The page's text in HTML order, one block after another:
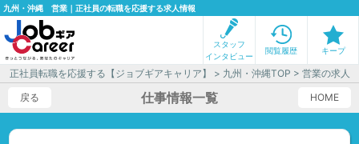
九州・沖縄 営業｜正社員の転職を応援する求人情報
スタッフ
インタビュー
閲覧履歴 キープ
正社員転職を応援する【ジョブギアキャリア】 > 九州・沖縄TOP > 営業の求人
戻る
HOME
仕事情報一覧